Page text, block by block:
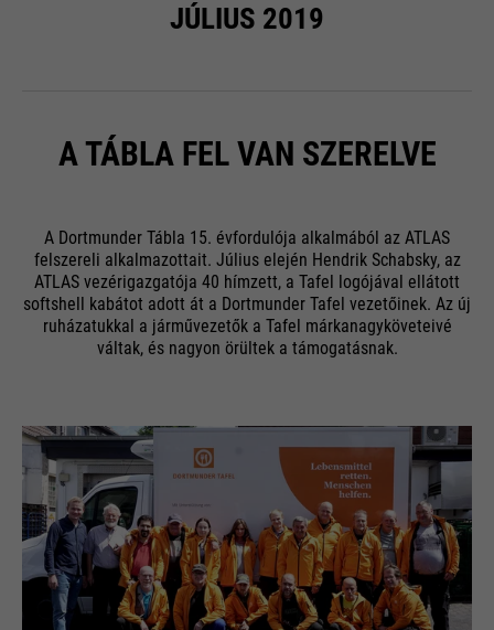
JÚLIUS 2019
A TÁBLA FEL VAN SZERELVE
A Dortmunder Tábla 15. évfordulója alkalmából az ATLAS
felszereli alkalmazottait. Július elején Hendrik Schabsky, az
ATLAS vezérigazgatója 40 hímzett, a Tafel logójával ellátott
softshell kabátot adott át a Dortmunder Tafel vezetőinek. Az új
ruházatukkal a járművezetők a Tafel márkanagyköveteivé
váltak, és nagyon örültek a támogatásnak.